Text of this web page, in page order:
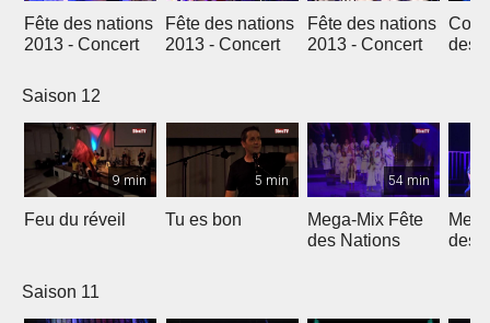
Fête des nations
2013 - Concert
Fête des nations
2013 - Concert
Fête des nations
2013 - Concert
des
Saison 12
9 min
Feu du réveil
5 min
Tu es bon
54 min
Mega-Mix Fête
des Nations
des
Saison 11